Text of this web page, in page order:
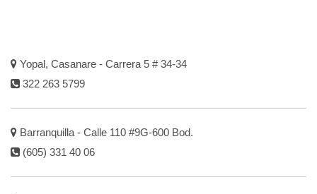
Yopal, Casanare - Carrera 5 # 34-34
322 263 5799
Barranquilla - Calle 110 #9G-600 Bod.
(605) 331 40 06